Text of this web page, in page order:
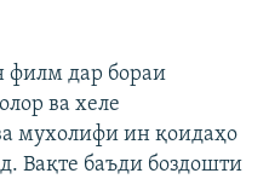
филм дар бораи
ва хеле
мухолифи ин қоидаҳо
Вақте баъди боздошти